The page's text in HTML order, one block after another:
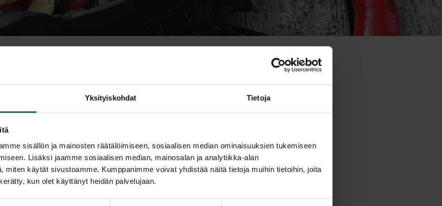
Yksityiskohdat Tietoja
sisällön ja mainosten räätälöimiseen, sosiaalisen median ominaisuuksien tukemiseen
Lisäksi jaamme sosiaalisen median, mainosalan ja analytiikka-alan
miten käytät sivustoamme. Kumppanimme voivat yhdistää näitä tietoja muihin tietoihin, joita
kun olet käyttänyt heidän palvelujaan.
Irrottele kukkakaalista kukinnot. Lisää kukkakaali kiehuvaan veteen ja
keitä noin 2 minuuttia. Huuhtele kylmällä vedellä ja anna valua lävikössä.
Mittaa kattilaan muut liemen aineet paitsi minttu. Anna liemen kiehahtaa.
Lado kukkakaalin kukinnot kerroksittain silputun mintun kanssa
tarjoiluastiaan. Voit painella kukkakaalin tiiviisti astiaan.